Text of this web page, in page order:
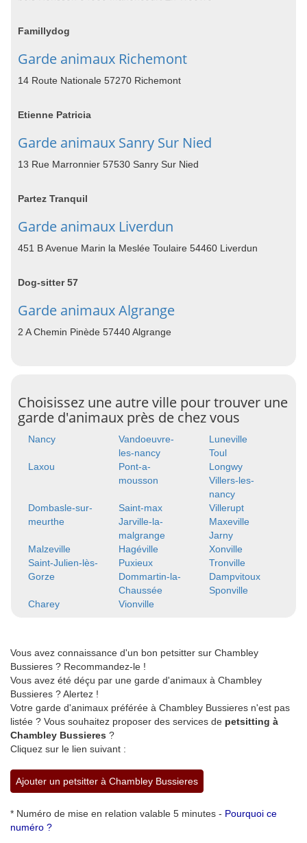
Famillydog
Garde animaux Richemont
14 Route Nationale 57270 Richemont
Etienne Patricia
Garde animaux Sanry Sur Nied
13 Rue Marronnier 57530 Sanry Sur Nied
Partez Tranquil
Garde animaux Liverdun
451 B Avenue Marin la Meslée Toulaire 54460 Liverdun
Dog-sitter 57
Garde animaux Algrange
2 A Chemin Pinède 57440 Algrange
Choisissez une autre ville pour trouver une
garde d'animaux près de chez vous
Nancy
Vandoeuvre-
les-nancy
Luneville
Toul
Laxou
Pont-a-
mousson
Longwy
Villers-les-
nancy
Dombasle-sur-
meurthe
Saint-max
Villerupt
Jarville-la-
malgrange
Maxeville
Jarny
Malzeville
Hagéville
Xonville
Saint-Julien-lès-
Gorze
Puxieux
Tronville
Dommartin-la-
Chaussée
Dampvitoux
Sponville
Charey
Vionville
Vous avez connaissance d'un bon petsitter sur Chambley
Bussieres ? Recommandez-le !
Vous avez été déçu par une garde d'animaux à Chambley
Bussieres ? Alertez !
Votre garde d'animaux préférée à Chambley Bussieres n'est pas
listée ? Vous souhaitez proposer des services de petsitting à
Chambley Bussieres ?
Cliquez sur le lien suivant :
Ajouter un petsitter à Chambley Bussieres
* Numéro de mise en relation valable 5 minutes - Pourquoi ce
numéro ?